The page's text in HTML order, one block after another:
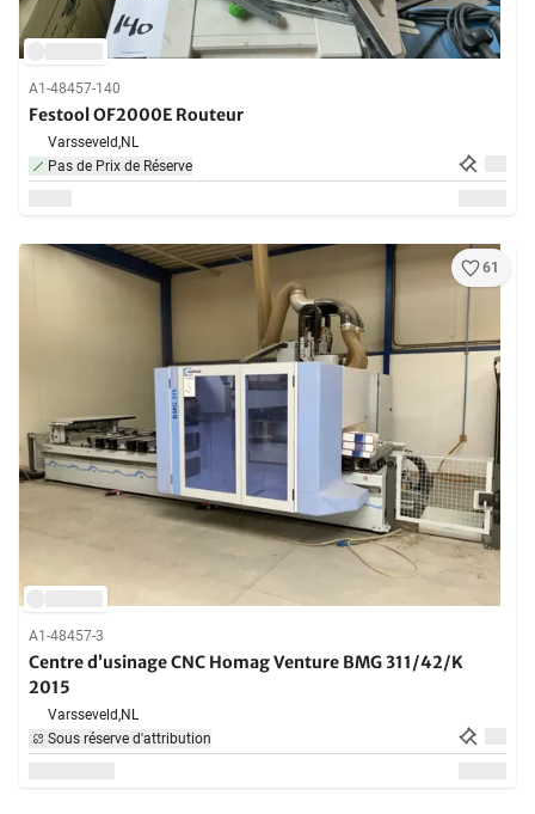
A1-48457-140
Festool OF2000E Routeur
Varsseveld,NL
Pas de Prix de Réserve
61
A1-48457-3
Centre d’usinage CNC Homag Venture BMG 311/42/K
2015
Varsseveld,NL
Sous réserve d'attribution